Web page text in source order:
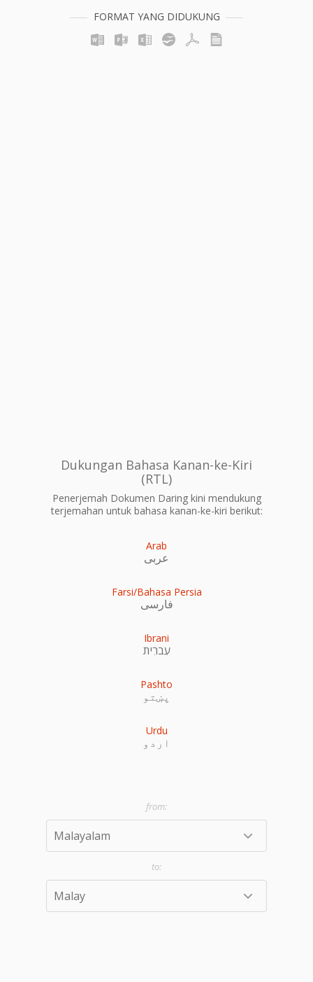
FORMAT YANG DIDUKUNG
Dukungan Bahasa Kanan-ke-Kiri
(RTL)
Penerjemah Dokumen Daring kini mendukung
terjemahan untuk bahasa kanan-ke-kiri berikut:
Arab
عربى
Farsi/Bahasa Persia
فارسی
Ibrani
עִברִית
Pashto
پښتو
Urdu
اردو